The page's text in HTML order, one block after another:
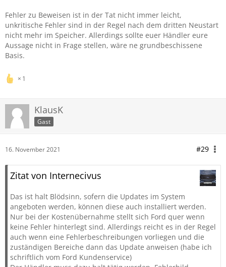
Fehler zu Beweisen ist in der Tat nicht immer leicht,
unkritische Fehler sind in der Regel nach dem dritten Neustart
nicht mehr im Speicher. Allerdings sollte euer Händler eure
Aussage nicht in Frage stellen, wäre ne grundbeschissene
Basis.
1
KlausK
Gast
16. November 2021 #29
Zitat von Internecivus
Das ist halt Blödsinn, sofern die Updates im System
angeboten werden, können diese auch installiert werden.
Nur bei der Kostenübernahme stellt sich Ford quer wenn
keine Fehler hinterlegt sind. Allerdings reicht es in der Regel
auch wenn eine Fehlerbeschreibungen vorliegen und die
zuständigen Bereiche dann das Update anweisen (habe ich
schriftlich vom Ford Kundenservice)